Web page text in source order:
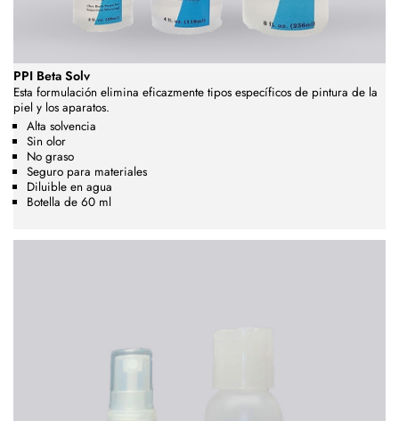
PPI Beta Solv
Esta formulación elimina eficazmente tipos específicos de pintura de la
piel y los aparatos.
Alta solvencia
Sin olor
No graso
Seguro para materiales
Diluible en agua
Botella de 60 ml